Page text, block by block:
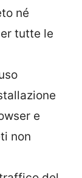
né
tutte le
e
non